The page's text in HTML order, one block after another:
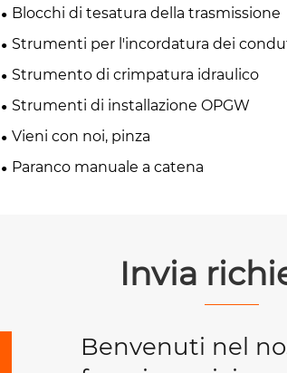
Blocchi di tesatura della trasmissione
Strumenti per l'incordatura dei
Strumento di crimpatura idraulico
Strumenti di installazione OPGW
Vieni con noi, pinza
Paranco manuale a catena
Invia
Benvenuti nel